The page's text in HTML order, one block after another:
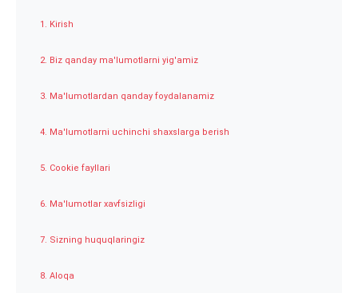
1. Kirish
2. Biz qanday ma'lumotlarni yig'amiz
3. Ma'lumotlardan qanday foydalanamiz
4. Ma'lumotlarni uchinchi shaxslarga berish
5. Cookie fayllari
6. Ma'lumotlar xavfsizligi
7. Sizning huquqlaringiz
8. Aloqa